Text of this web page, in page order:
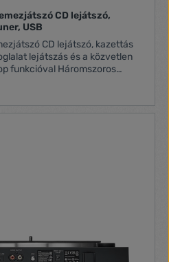
CD lejátszó,
USB
lejátszás és a közvetlen